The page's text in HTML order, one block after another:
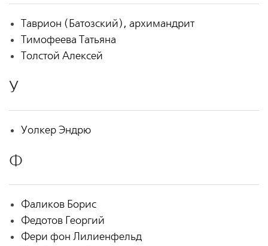
Таврион (Батозский), архимандрит
Тимофеева Татьяна
Толстой Алексей
У
Уолкер Эндрю
Ф
Фаликов Борис
Федотов Георгий
Фери фон Лилиенфельд